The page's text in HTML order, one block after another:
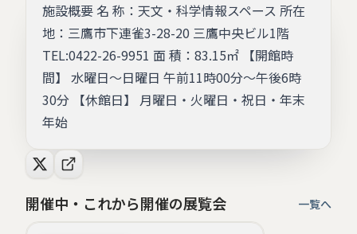
施設概要 名 称：天文・科学情報スペース 所在
地：三鷹市下連雀3-28-20 三鷹中央ビル1階
TEL:0422-26-9951 面 積：83.15㎡ 【開館時
間】 水曜日～日曜日 午前11時00分～午後6時
30分 【休館日】 月曜日・火曜日・祝日・年末
年始
開催中・これから開催の展覧会 一覧へ